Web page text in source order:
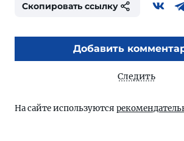
Скопировать ссылку
Добавить
Следить
На сайте используются